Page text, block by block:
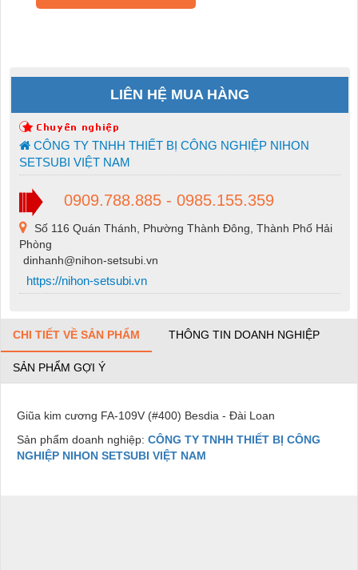
LIÊN HỆ MUA HÀNG
CÔNG TY TNHH THIẾT BỊ CÔNG NGHIỆP NIHON
SETSUBI VIỆT NAM
0909.788.885 - 0985.155.359
Số 116 Quán Thánh, Phường Thành Đông, Thành Phố Hải
Phòng
dinhanh@nihon-setsubi.vn
https://nihon-setsubi.vn
CHI TIẾT VỀ SẢN PHẨM THÔNG TIN DOANH NGHIỆP
SẢN PHẨM GỢI Ý
Giũa kim cương FA-109V (#400) Besdia - Đài Loan
Sản phẩm doanh nghiệp: CÔNG TY TNHH THIẾT BỊ CÔNG
NGHIỆP NIHON SETSUBI VIỆT NAM